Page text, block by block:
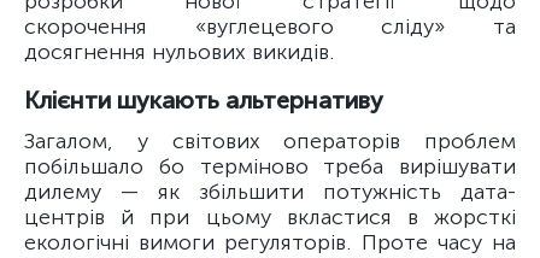
скорочення «вуглецевого сліду» та
досягнення нульових викидів.
Клієнти шукають альтернативу
Загалом, у світових операторів проблем
побільшало бо терміново треба вирішувати
дилему — як збільшити потужність дата-
центрів й при цьому вкластися в жорсткі
екологічні вимоги регуляторів. Проте часу на